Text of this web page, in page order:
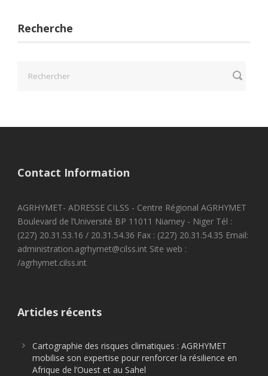
Recherche
Contact Information
AGRHYMET- ADRESSE CILSS - Centre Régional AGRHYMET
Boulevard de l’Université BP 11011 Niamey - Niger Tél :
(227) 20.31.53.16 / 20.31.54.36 Fax : (227) 20.31.54.35 Email:
administration.agrhymet@cilss.int Site web :
/agrhymet.cilss.int
Articles récents
Cartographie des risques climatiques : AGRHYMET
mobilise son expertise pour renforcer la résilience en
Afrique de l’Ouest et au Sahel